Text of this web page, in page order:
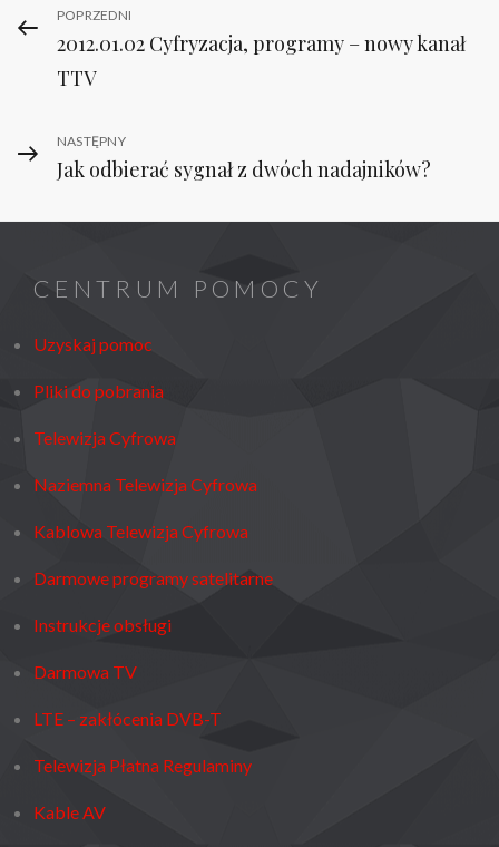
Nawigacja
wpisu
Previous
Post
POPRZEDNI
2012.01.02 Cyfryzacja, programy – nowy kanał
TTV
Next
Post
NASTĘPNY
Jak odbierać sygnał z dwóch nadajników?
CENTRUM POMOCY
Uzyskaj pomoc
Pliki do pobrania
Telewizja Cyfrowa
Naziemna Telewizja Cyfrowa
Kablowa Telewizja Cyfrowa
Darmowe programy satelitarne
Instrukcje obsługi
Darmowa TV
LTE – zakłócenia DVB-T
Telewizja Płatna Regulaminy
Kable AV